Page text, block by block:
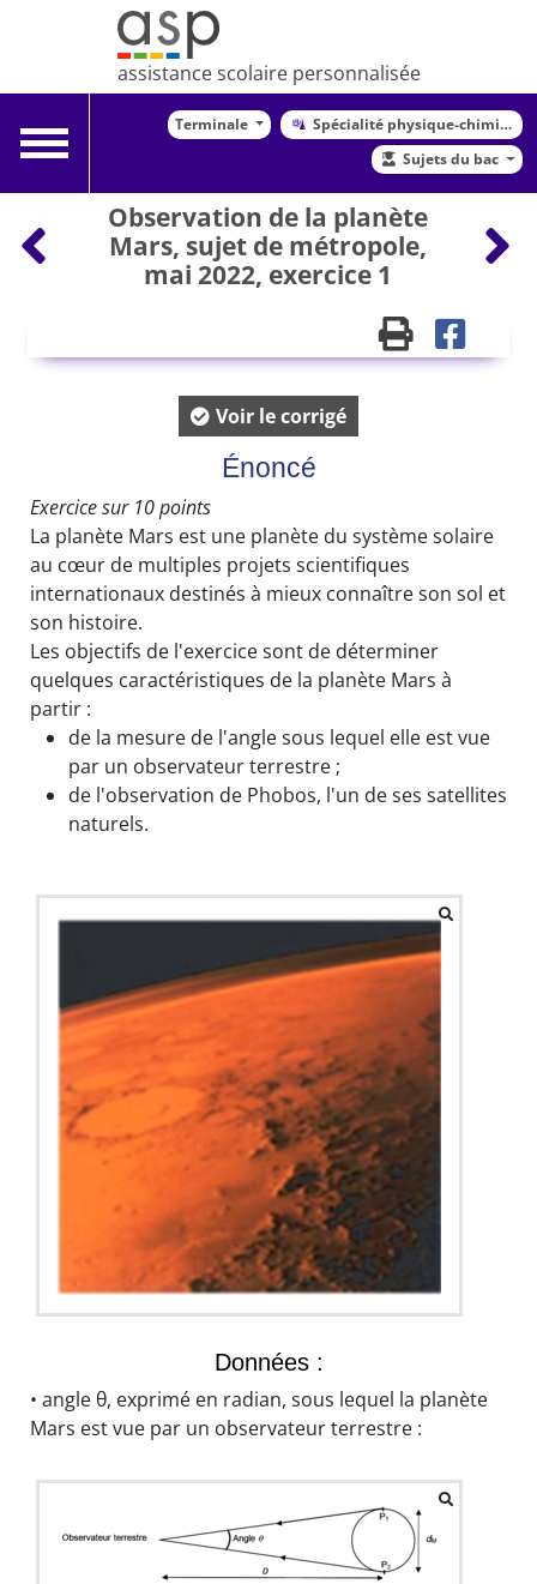
assistance scolaire personnalisée
Toggle
Terminale
Spécialité physique-chimie
Sujets du bac
Observation de la planète
Mars, sujet de métropole,
mai 2022, exercice 1
Voir le corrigé
Énoncé
Exercice sur 10 points
La planète Mars est une planète du système solaire
au cœur de multiples projets scientifiques
internationaux destinés à mieux connaître son sol et
son histoire.
Les objectifs de l'exercice sont de déterminer
quelques caractéristiques de la planète Mars à
partir :
de la mesure de l'angle sous lequel elle est vue
par un observateur terrestre ;
de l'observation de Phobos, l'un de ses satellites
naturels.
Données :
• angle θ, exprimé en radian, sous lequel la planète
Mars est vue par un observateur terrestre :